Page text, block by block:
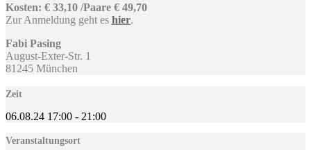
Kosten: € 33,10 /Paare € 49,70
Zur Anmeldung geht es hier.
Fabi Pasing
August-Exter-Str. 1
81245 München
Zeit
06.08.24 17:00 - 21:00
Veranstaltungsort